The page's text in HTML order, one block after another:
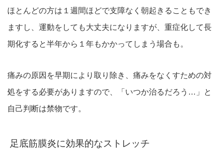
ほとんどの方は１週間ほどで支障なく朝起きることもでき
ますし、運動をしても大丈夫になりますが、重症化して長
期化すると半年から１年もかかってしまう場合も。
痛みの原因を早期により取り除き、痛みをなくすための対
処をする必要がありますので、「いつか治るだろう…」と
自己判断は禁物です。
足底筋膜炎に効果的なストレッチ